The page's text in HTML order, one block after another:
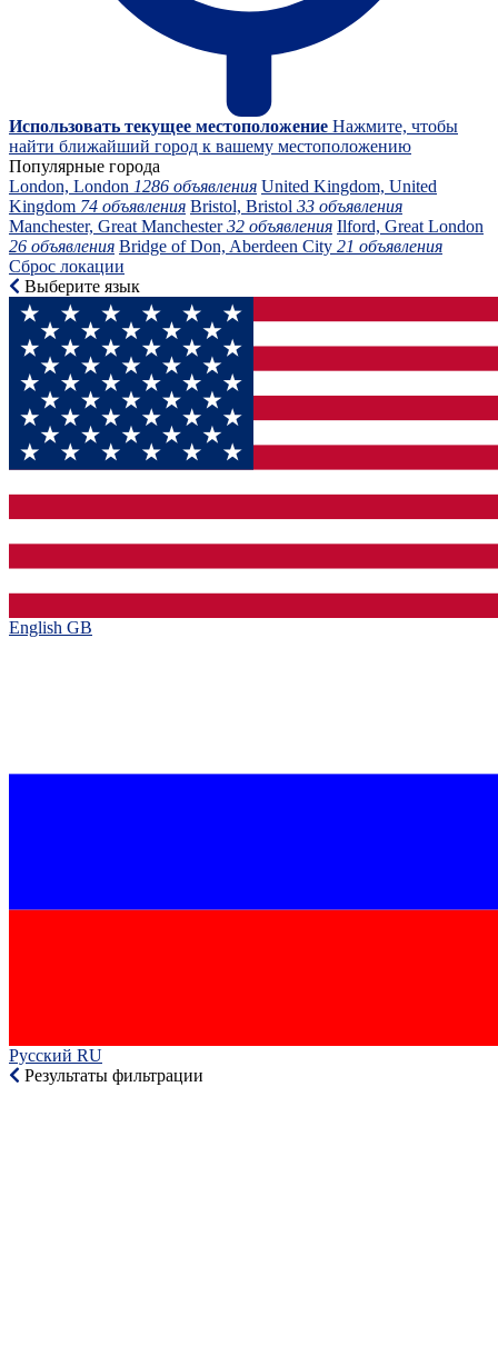
Использовать текущее местоположение Нажмите, чтобы
найти ближайший город к вашему местоположению
Популярные города
London, London 1286 объявления United Kingdom, United
Kingdom 74 объявления Bristol, Bristol 33 объявления
Manchester, Great Manchester32 объявления Ilford, Great London
26 объявления Bridge of Don, Aberdeen City 21 объявления
Сброс локации
Выберите язык
English GB‎
Русский RU‎
Результаты фильтрации